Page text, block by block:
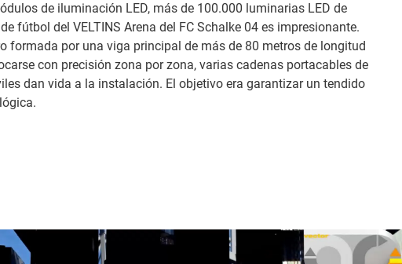
de iluminación LED, más de 100.000 luminarias LED de
fútbol del VELTINS Arena del FC Schalke 04 es impresionante.
formada por una viga principal de más de 80 metros de longitud
con precisión zona por zona, varias cadenas portacables de
dan vida a la instalación. El objetivo era garantizar un tendido